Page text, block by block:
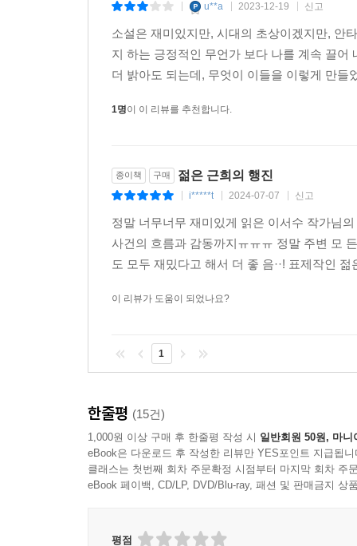
u**a 2023-12-19 신고
소설은 재미있지만, 시대의 초상이겠지만, 안
지 하는 긍정적인 무언가 보다 나를 계속 끌
더 밝아도 되는데, 무엇이 이들을 이렇게 만
1명이 이 리뷰를 추천합니다.
종이책 구매 젊은 근희의 행진
i*****t 2024-07-07 신고
정말 너무너무 재미있게 읽은 이서수 작가님
사건의 흐름과 감동까지ㅠㅠㅠ 정말 주변 모
도 모두 재밌다고 해서 더 좋 음··! 표제작인
이 리뷰가 도움이 되었나요?
1
한줄평 (15건)
1,000원 이상 구매 후 한줄평 작성 시 일반회원 50원, 마니
eBook은 다운로드 후 작성한 리뷰만 YES포인트 지급됩니
클래스는 첫번째 회차 주문확정 시점부터 마지막 회차 주
eBook 페이백, CD/LP, DVD/Blu-ray, 패션 및 판매금지 상
평점